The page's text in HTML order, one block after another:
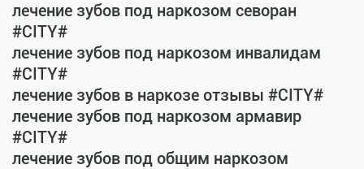
лечение зубов под наркозом севоран
#CITY#
лечение зубов под наркозом инвалидам
#CITY#
лечение зубов в наркозе отзывы #CITY#
лечение зубов под наркозом армавир
#CITY#
лечение зубов под общим наркозом